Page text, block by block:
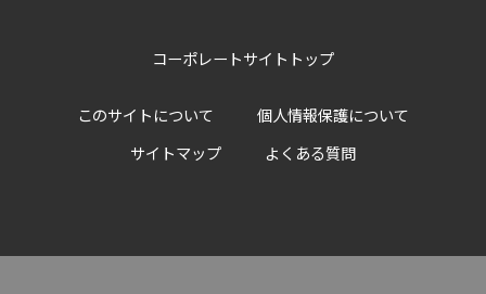
コーポレートサイトトップ
このサイトについて
個人情報保護について
サイトマップ
よくある質問